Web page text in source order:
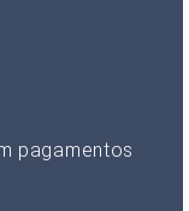
pagamentos